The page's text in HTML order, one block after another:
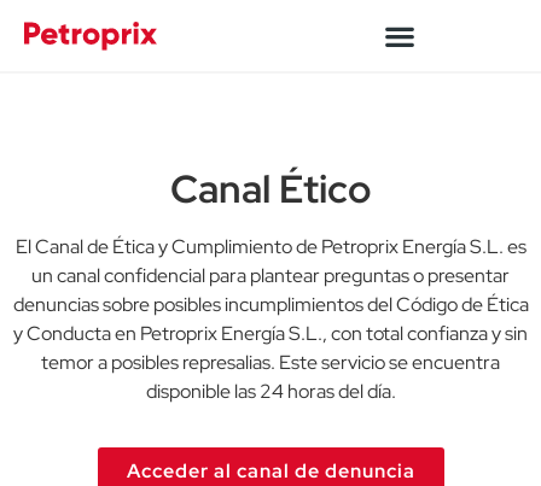
Canal Ético
El Canal de Ética y Cumplimiento de Petroprix Energía S.L. es
un canal confidencial para plantear preguntas o presentar
denuncias sobre posibles incumplimientos del Código de Ética
y Conducta en Petroprix Energía S.L., con total confianza y sin
temor a posibles represalias. Este servicio se encuentra
disponible las 24 horas del día.
Acceder al canal de denuncia